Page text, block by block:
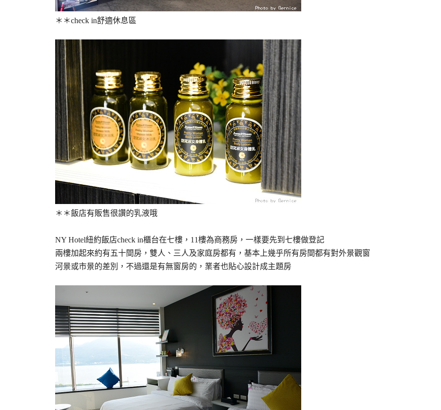
＊＊check in舒適休息區
＊＊飯店有販售很讚的乳液哦
NY Hotel紐約飯店check in櫃台在七樓，11樓為商務房，一樣要先到七樓做登記
兩樓加起來約有五十間房，雙人、三人及家庭房都有，基本上幾乎所有房間都有對外景觀窗
河景或市景的差別，不過還是有無窗房的，業者也貼心設計成主題房